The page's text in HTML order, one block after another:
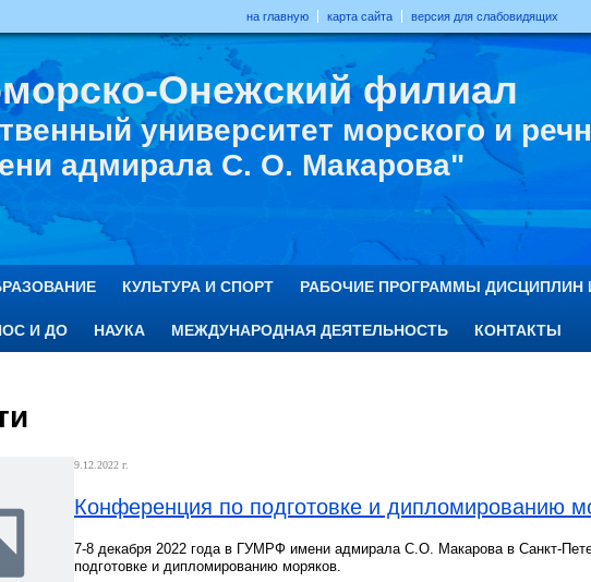
на главную карта сайта версия для слабовидящих
Онежский филиал
университет морского и
адмирала С. О. Макарова"
КУЛЬТУРА И СПОРТ РАБОЧИЕ ПРОГРАММЫ
И ДО НАУКА МЕЖДУНАРОДНАЯ ДЕЯТЕЛЬНОСТЬ КОНТАКТЫ
9.12.2022 г.
Конференция по подготовке и дипломированию
7-8 декабря 2022 года в ГУМРФ имени адмирала С.О. Макарова в Санкт-
подготовке и дипломированию моряков.